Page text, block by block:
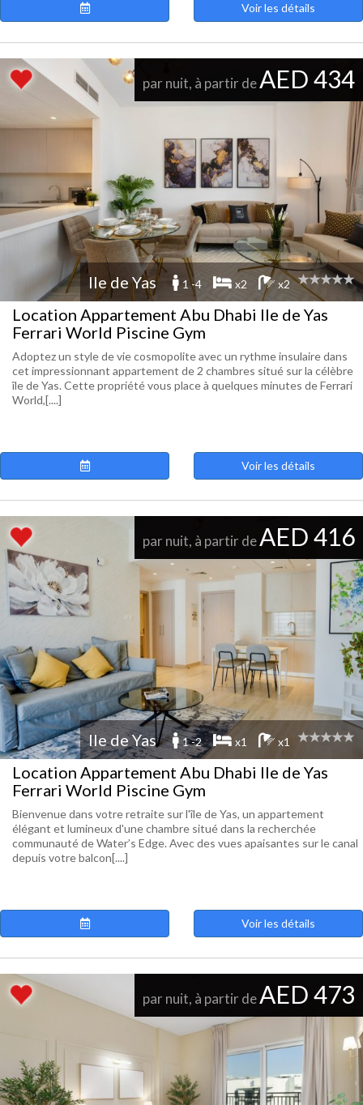
Voir les détails
par nuit, à partir deAED 434
Ile de Yas 1 -4 x2 x2
Location Appartement Abu Dhabi Ile de Yas
Ferrari World Piscine Gym
Adoptez un style de vie cosmopolite avec un rythme insulaire dans
cet impressionnant appartement de 2 chambres situé sur la célèbre
île de Yas. Cette propriété vous place à quelques minutes de Ferrari
World,[....]
Voir les détails
par nuit, à partir deAED 416
Ile de Yas 1 -2 x1 x1
Location Appartement Abu Dhabi Ile de Yas
Ferrari World Piscine Gym
Bienvenue dans votre retraite sur l'île de Yas, un appartement
élégant et lumineux d'une chambre situé dans la recherchée
communauté de Water’s Edge. Avec des vues apaisantes sur le canal
depuis votre balcon[....]
Voir les détails
par nuit, à partir deAED 473